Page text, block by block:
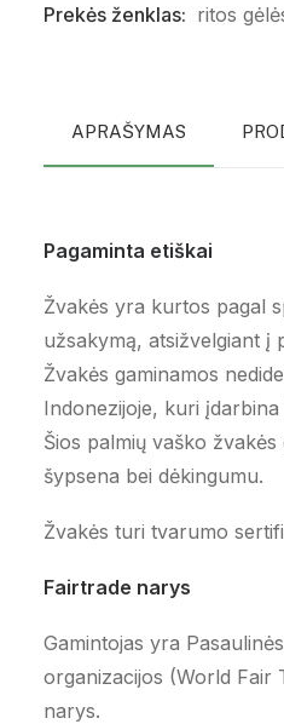
Prekės ženklas: ritos
APRAŠYMAS
Pagaminta etiškai
Žvakės yra kurtos pagal
užsakymą, atsižvelgiant į
Žvakės gaminamos
Indonezijoje, kuri
Šios palmių vaško
šypsena bei dėkingumu.
Žvakės turi tvarumo
Fairtrade narys
Gamintojas yra
organizacijos (World Fair
narys.